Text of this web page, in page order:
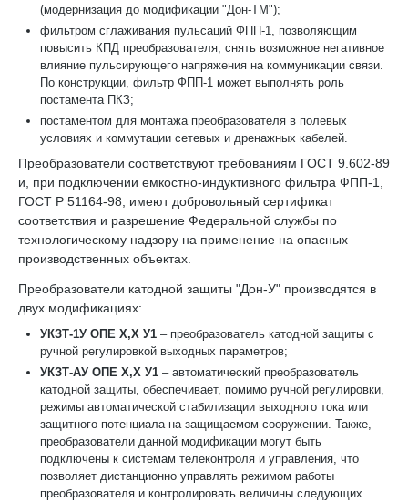
(модернизация до модификации "Дон-ТМ");
фильтром сглаживания пульсаций ФПП-1, позволяющим
повысить КПД преобразователя, снять возможное негативное
влияние пульсирующего напряжения на коммуникации связи.
По конструкции, фильтр ФПП-1 может выполнять роль
постамента ПКЗ;
постаментом для монтажа преобразователя в полевых
условиях и коммутации сетевых и дренажных кабелей.
Преобразователи соответствуют требованиям ГОСТ 9.602-89
и, при подключении емкостно-индуктивного фильтра ФПП-1,
ГОСТ Р 51164-98, имеют добровольный сертификат
соответствия и разрешение Федеральной службы по
технологическому надзору на применение на опасных
производственных объектах.
Преобразователи катодной защиты "Дон-У" производятся в
двух модификациях:
УКЗТ-1У ОПЕ Х,Х У1 – преобразователь катодной защиты с
ручной регулировкой выходных параметров;
УКЗТ-АУ ОПЕ Х,Х У1 – автоматический преобразователь
катодной защиты, обеспечивает, помимо ручной регулировки,
режимы автоматической стабилизации выходного тока или
защитного потенциала на защищаемом сооружении. Также,
преобразователи данной модификации могут быть
подключены к системам телеконтроля и управления, что
позволяет дистанционно управлять режимом работы
преобразователя и контролировать величины следующих